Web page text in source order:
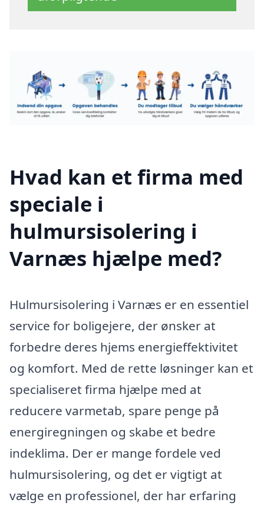
Hvad kan et firma med
speciale i
hulmursisolering i
Varnæs hjælpe med?
Hulmursisolering i Varnæs er en essentiel
service for boligejere, der ønsker at
forbedre deres hjems energieffektivitet
og komfort. Med de rette løsninger kan et
specialiseret firma hjælpe med at
reducere varmetab, spare penge på
energiregningen og skabe et bedre
indeklima. Der er mange fordele ved
hulmursisolering, og det er vigtigt at
vælge en professionel, der har erfaring